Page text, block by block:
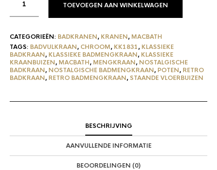
TOEVOEGEN AAN WINKELWAGEN
CATEGORIEËN: BADKRANEN, KRANEN, MACBATH
TAGS: BADVULKRAAN, CHROOM, KK1831, KLASSIEKE
BADKRAAN, KLASSIEKE BADMENGKRAAN, KLASSIEKE
KRAANBUIZEN, MACBATH, MENGKRAAN, NOSTALGISCHE
BADKRAAN, NOSTALGISCHE BADMENGKRAAN, POTEN, RETRO
BADKRAAN, RETRO BADMENGKRAAN, STAANDE VLOERBUIZEN
BESCHRIJVING
AANVULLENDE INFORMATIE
BEOORDELINGEN (0)